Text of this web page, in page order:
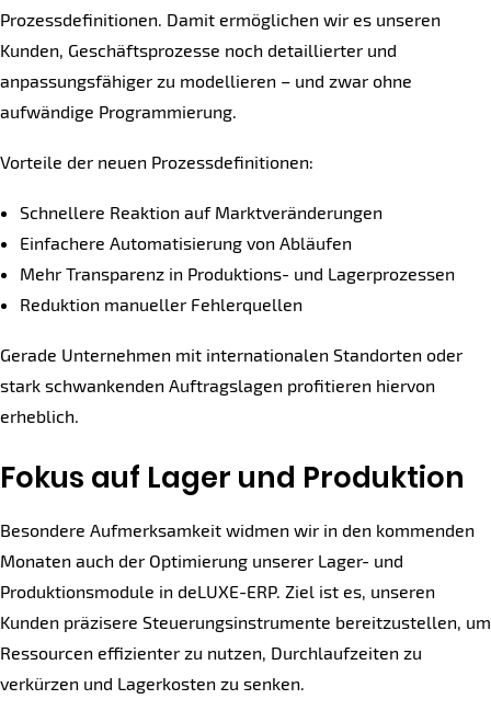
Prozessdefinitionen. Damit ermöglichen wir es unseren
Kunden, Geschäftsprozesse noch detaillierter und
anpassungsfähiger zu modellieren – und zwar ohne
aufwändige Programmierung.
Vorteile der neuen Prozessdefinitionen:
Schnellere Reaktion auf Marktveränderungen
Einfachere Automatisierung von Abläufen
Mehr Transparenz in Produktions- und Lagerprozessen
Reduktion manueller Fehlerquellen
Gerade Unternehmen mit internationalen Standorten oder
stark schwankenden Auftragslagen profitieren hiervon
erheblich.
Fokus auf Lager und Produktion
Besondere Aufmerksamkeit widmen wir in den kommenden
Monaten auch der Optimierung unserer Lager- und
Produktionsmodule in deLUXE-ERP. Ziel ist es, unseren
Kunden präzisere Steuerungsinstrumente bereitzustellen, um
Ressourcen effizienter zu nutzen, Durchlaufzeiten zu
verkürzen und Lagerkosten zu senken.